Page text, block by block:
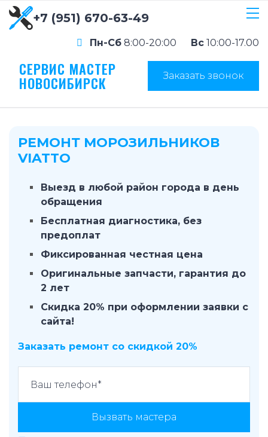
+7 (951) 670-63-49
Пн-Сб 8:00-20:00 Вс 10:00-17.00
СЕРВИС МАСТЕР
НОВОСИБИРСК Заказать звонок
РЕМОНТ МОРОЗИЛЬНИКОВ
VIATTO
Выезд в любой район города в день
обращения
Бесплатная диагностика, без
предоплат
Фиксированная честная цена
Оригинальные запчасти, гарантия до
2 лет
Скидка 20% при оформлении заявки с
сайта!
Заказать ремонт со скидкой 20%
Вызвать мастера